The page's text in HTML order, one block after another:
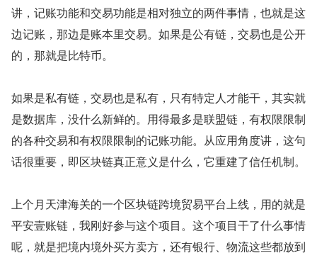
讲，记账功能和交易功能是相对独立的两件事情，也就是这
边记账，那边是账本里交易。如果是公有链，交易也是公开
的，那就是比特币。
如果是私有链，交易也是私有，只有特定人才能干，其实就
是数据库，没什么新鲜的。用得最多是联盟链，有权限限制
的各种交易和有权限限制的记账功能。从应用角度讲，这句
话很重要，即区块链真正意义是什么，它重建了信任机制。
上个月天津海关的一个区块链跨境贸易平台上线，用的就是
平安壹账链，我刚好参与这个项目。这个项目干了什么事情
呢，就是把境内境外买方卖方，还有银行、物流这些都放到